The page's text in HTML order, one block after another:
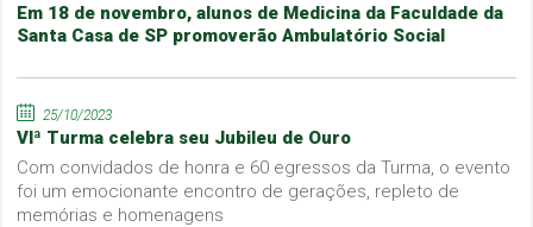
Em 18 de novembro, alunos de Medicina da Faculdade da
Santa Casa de SP promoverão Ambulatório Social
25/10/2023
VIª Turma celebra seu Jubileu de Ouro
Com convidados de honra e 60 egressos da Turma, o evento
foi um emocionante encontro de gerações, repleto de
memórias e homenagens